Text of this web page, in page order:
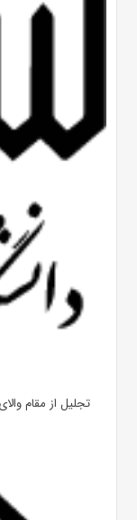
تجلیل از مقام